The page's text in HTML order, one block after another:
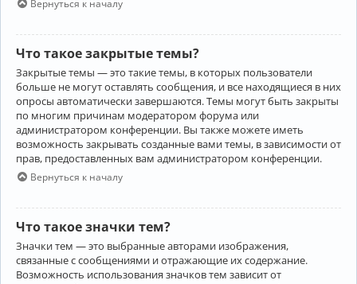
Вернуться к началу
Что такое закрытые темы?
Закрытые темы — это такие темы, в которых пользователи
больше не могут оставлять сообщения, и все находящиеся в них
опросы автоматически завершаются. Темы могут быть закрыты
по многим причинам модератором форума или
администратором конференции. Вы также можете иметь
возможность закрывать созданные вами темы, в зависимости от
прав, предоставленных вам администратором конференции.
Вернуться к началу
Что такое значки тем?
Значки тем — это выбранные авторами изображения,
связанные с сообщениями и отражающие их содержание.
Возможность использования значков тем зависит от